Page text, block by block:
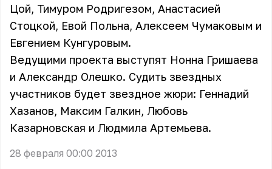
Цой, Тимуром Родригезом, Анастасией
Стоцкой, Евой Польна, Алексеем Чумаковым и
Евгением Кунгуровым.
Ведущими проекта выступят Нонна Гришаева
и Александр Олешко. Судить звездных
участников будет звездное жюри: Геннадий
Хазанов, Максим Галкин, Любовь
Казарновская и Людмила Артемьева.
28 февраля 00:00 2013